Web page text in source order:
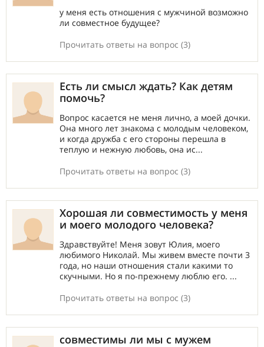
у меня есть отношения с мужчиной возможно
ли совместное будущее?
Прочитать ответы на вопрос (3)
Есть ли смысл ждать? Как детям
помочь?
Вопрос касается не меня лично, а моей дочки.
Она много лет знакома с молодым человеком,
и когда дружба с его стороны перешла в
теплую и нежную любовь, она ис...
Прочитать ответы на вопрос (3)
Хорошая ли совместимость у меня
и моего молодого человека?
Здравствуйте! Меня зовут Юлия, моего
любимого Николай. Мы живем вместе почти 3
года, но наши отношения стали какими то
скучными. Но я по-прежнему люблю его. ...
Прочитать ответы на вопрос (3)
совместимы ли мы с мужем